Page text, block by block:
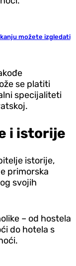
možete izgledati
se platiti
specijaliteti
i istorije
istorije,
primorska
svojih
– od hostela
do hotela s